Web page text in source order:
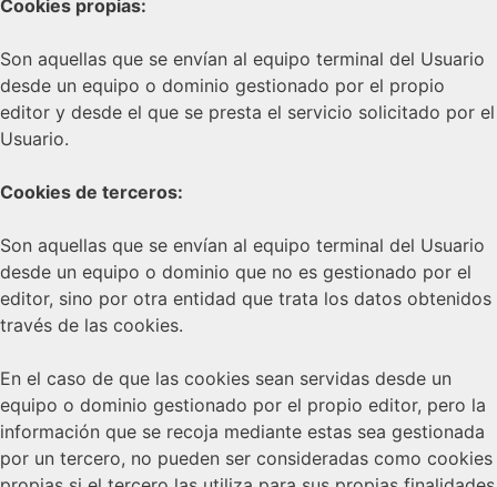
Cookies propias:
Son aquellas que se envían al equipo terminal del Usuario
desde un equipo o dominio gestionado por el propio
editor y desde el que se presta el servicio solicitado por el
Usuario.
Cookies de terceros:
Son aquellas que se envían al equipo terminal del Usuario
desde un equipo o dominio que no es gestionado por el
editor, sino por otra entidad que trata los datos obtenidos
través de las cookies.
En el caso de que las cookies sean servidas desde un
equipo o dominio gestionado por el propio editor, pero la
información que se recoja mediante estas sea gestionada
por un tercero, no pueden ser consideradas como cookies